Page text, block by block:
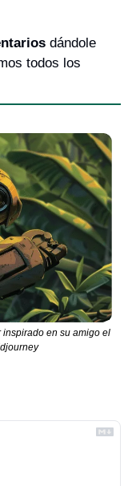
dándole
todos los
inspirado en su amigo el